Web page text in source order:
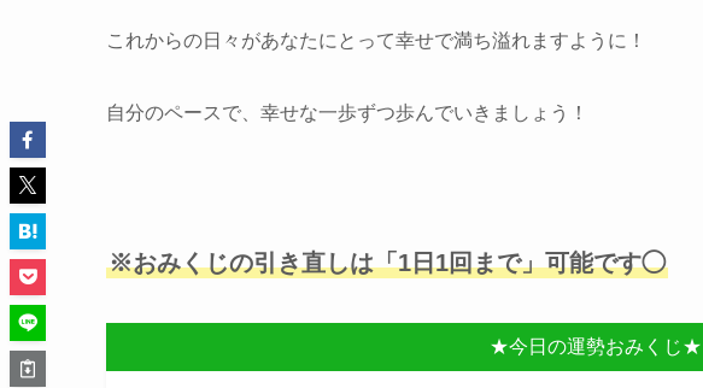
これからの日々があなたにとって幸せで満ち溢れますように！
自分のペースで、幸せな一歩ずつ歩んでいきましょう！
※おみくじの引き直しは「1日1回まで」可能です◯
★今日の運勢おみくじ★